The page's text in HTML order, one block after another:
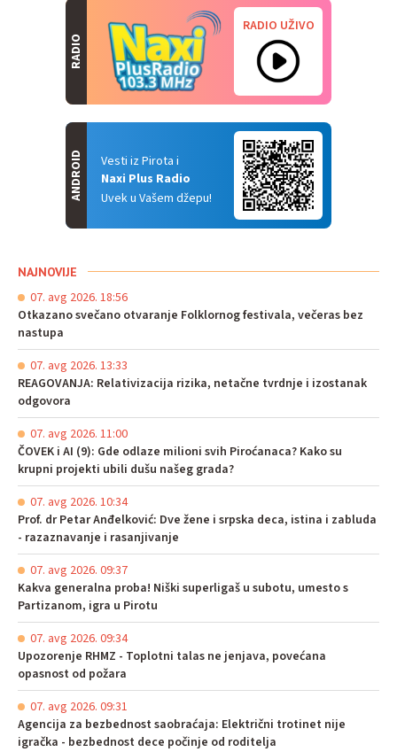
RADIO
RADIO UŽIVO
Vesti iz Pirota i
Naxi Plus Radio
Uvek u Vašem džepu!
ANDROID
NAJNOVIJE
07. avg 2026. 18:56
Otkazano svečano otvaranje Folklornog festivala, večeras bez
nastupa
07. avg 2026. 13:33
REAGOVANJA: Relativizacija rizika, netačne tvrdnje i izostanak
odgovora
07. avg 2026. 11:00
ČOVEK i AI (9): Gde odlaze milioni svih Piroćanaca? Kako su
krupni projekti ubili dušu našeg grada?
07. avg 2026. 10:34
Prof. dr Petar Anđelković: Dve žene i srpska deca, istina i zabluda
- razaznavanje i rasanjivanje
07. avg 2026. 09:37
Kakva generalna proba! Niški superligaš u subotu, umesto s
Partizanom, igra u Pirotu
07. avg 2026. 09:34
Upozorenje RHMZ - Toplotni talas ne jenjava, povećana
opasnost od požara
07. avg 2026. 09:31
Agencija za bezbednost saobraćaja: Električni trotinet nije
igračka - bezbednost dece počinje od roditelja